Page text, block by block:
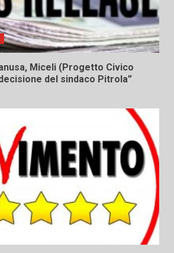
Miceli (Progetto Civico
del sindaco Pitrola”